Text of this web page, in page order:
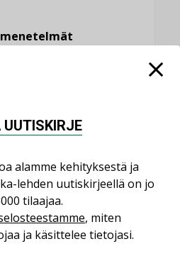
– uusin teknologia
alamme kehityksestä ja
lehden uutiskirjeellä on jo
tilaajaa.
, miten
ja käsittelee tietojasi.